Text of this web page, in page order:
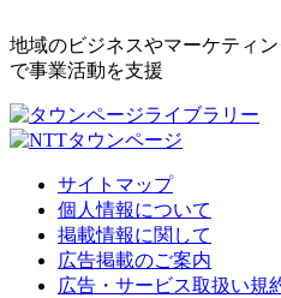
地域のビジネスやマーケティ
で事業活動を支援
サイトマップ
個人情報について
掲載情報に関して
広告掲載のご案内
広告・サービス取扱い規